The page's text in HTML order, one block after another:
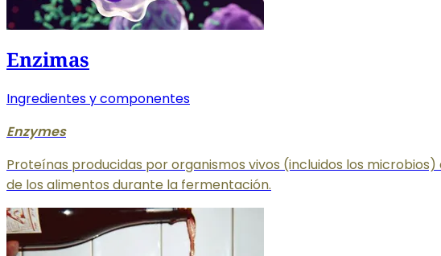
Enzimas
Ingredientes y componentes
Enzymes
Proteínas producidas por organismos vivos (incluidos los
de los alimentos durante la fermentación.